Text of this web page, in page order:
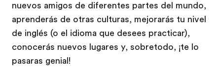
nuevos amigos de diferentes partes del mundo,
aprenderás de otras culturas, mejorarás tu nivel
de inglés (o el idioma que desees practicar),
conocerás nuevos lugares y, sobretodo, ¡te lo
pasaras genial!